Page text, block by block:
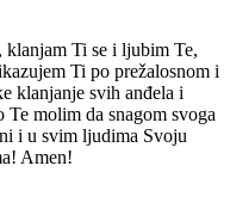
Ti se i ljubim Te,
Ti po prežalosnom i
klanjanje svih anđela i
molim da snagom svoga
i u svim ljudima Svoju
Amen!